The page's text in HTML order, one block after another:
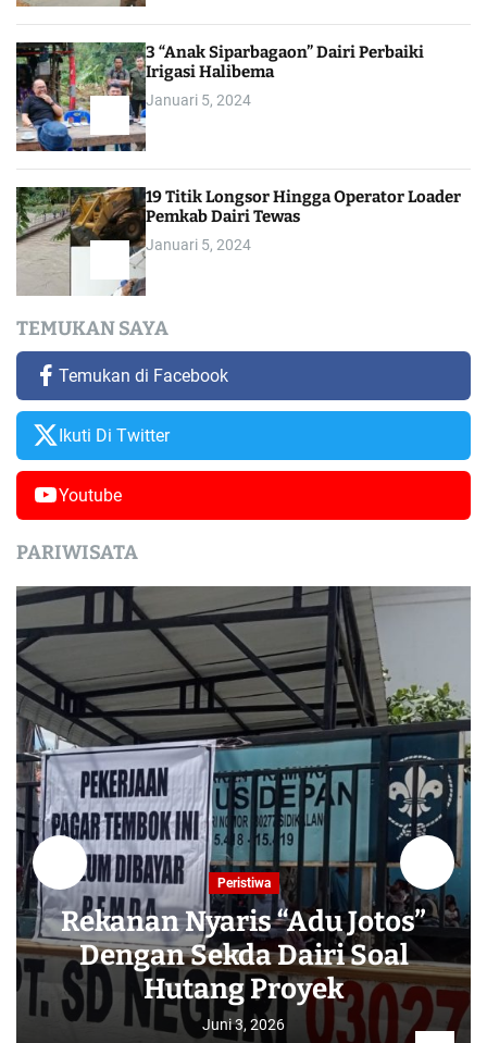
3 “Anak Siparbagaon” Dairi Perbaiki
Irigasi Halibema
Januari 5, 2024
19 Titik Longsor Hingga Operator Loader
Pemkab Dairi Tewas
Januari 5, 2024
TEMUKAN SAYA
Temukan di Facebook
Ikuti Di Twitter
Youtube
PARIWISATA
Peristiwa
Rekanan Nyaris “Adu Jotos”
Dengan Sekda Dairi Soal
Hutang Proyek
Juni 3, 2026